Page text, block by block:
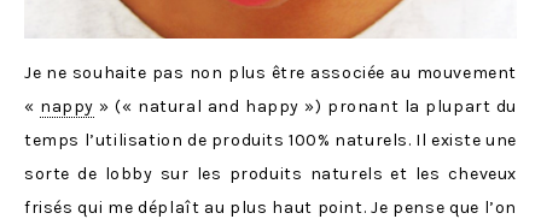
Je ne souhaite pas non plus être associée au mouvement
« nappy » (« natural and happy ») pronant la plupart du
temps l’utilisation de produits 100% naturels. Il existe une
sorte de lobby sur les produits naturels et les cheveux
frisés qui me déplaît au plus haut point. Je pense que l’on